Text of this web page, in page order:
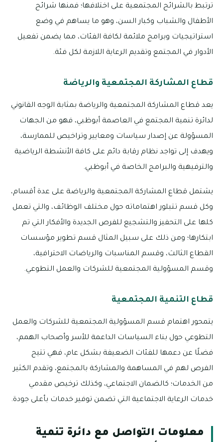
ترتبط بالشرائح المجتمعية على اختلافها؛ فمنها شرائح
الأطفال والشباب وكبار السن، وهو ما يساهم في وضع
استراتيجيات وبرامج ملائمة لكافة الفئات، مما يضمن تفعيل
الأدوار في المجتمع وتقديم الرعاية اللازمة لكل فئة.
قطاع المشاركة المجتمعية والرياضة
يعد قطاع المشاركة المجتمعية والرياضة بمثابة الوجه القانوني
لدائرة تنمية المجتمع في العاصمة أبوظبي، فهو من الجهات
المسؤولة عن إصدار سياسات ومعايير وتراخيص للممارسة،
ويهدف إلى تواجد نظام رقابة دائم على كافة الأنشطة الرياضية
والترفيهية والبرامج الخاصة في أبوظبي.
يشتمل قطاع المشاركة المجتمعية والرياضة على عدة أقسام،
وكل قسم تتبلور اهتماماته حول مختلف الوظائف، والتي تعمل
كلها على التحفيز والتشجيع للفرص الجديدة والأفكار التي تم
ابتكارها؛ ومن ذلك على سبيل المثال قسم تطوير مؤسسات
القطاع الثالث، وقسم المناسبات والرياضات الاحترافية،
وقسم المسؤولية المجتمعية للشركات والعمل التطوعي.
قطاع التنمية المجتمعية
يتمحور اهتمام قسم المسؤولية المجتمعية للشركات والعمل
التطوعي حول بناء السياسات الداعمة للأسر وأصحاب الهمم،
فضلًا عن دعمها للفئات الضعيفة بشكل عام، فهي تتيح
الفرص لهم في المساهمة والمشاركة بالمجتمع، وتقدم الكثير
من الخدمات؛ كالضمان الاجتماعي، وكذلك ترخيص مقدمي
خدمات الرعاية الاجتماعية التي تضمن توفير خدمات بأعلى جودة.
معلومات التواصل مع دائرة تنمية